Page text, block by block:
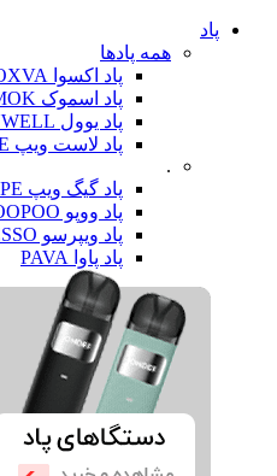
پاد
همه پادها
پاد اکسوا OXVA
پاد اسموک SMOK
پاد یوول UWELL
پاد لاست ویپ LOST VAPE
.
پاد گیگ ویپ GEEK VAPE
پاد ووپو VOOPOO
پاد ویپرسو VAPORESSO
پاد پاوا PAVA